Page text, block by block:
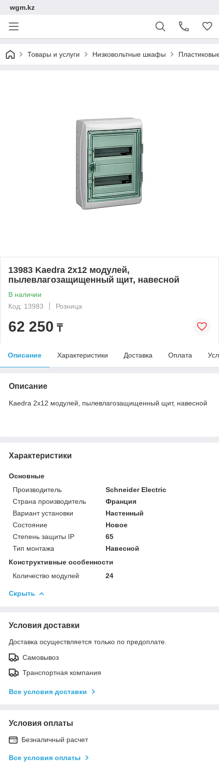
wgm.kz
Товары и услуги Низковольтные шкафы
13983 Kaedra 2x12 модулей,
пылевлагозащищенный щит, навесной
В наличии
Код: 13983
Розница
62 250 ₸
Описание Характеристики Доставка Оплата
Описание
Kaedra 2x12 модулей, пылевлагозащищенный щит, навесной
Характеристики
Основные
Производитель
Schneider Electric
Страна производитель
Франция
Вариант установки
Настенный
Состояние
Новое
Степень защиты IP
65
Тип монтажа
Навесной
Конструктивные особенности
Количество модулей
24
Скрыть
Условия доставки
Доставка осуществляется только по предоплате.
Самовывоз
Транспортная компания
Все условия доставки
Условия оплаты
Безналичный расчет
Все условия оплаты